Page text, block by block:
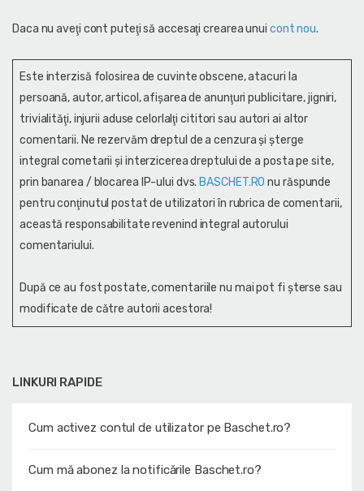
LINKURI RAPIDE
Cum activez contul de utilizator pe Baschet.ro?
Cum mă abonez la notificările Baschet.ro?
Daca nu aveţi cont puteţi să accesaţi crearea unui cont nou.
Este interzisă folosirea de cuvinte obscene, atacuri la
persoană, autor, articol, afişarea de anunţuri publicitare, jigniri,
trivialităţi, injurii aduse celorlalţi cititori sau autori ai altor
comentarii. Ne rezervăm dreptul de a cenzura și şterge
integral cometarii și interzicerea dreptului de a posta pe site,
prin banarea / blocarea IP-ului dvs. BASCHET.RO nu răspunde
pentru conţinutul postat de utilizatori în rubrica de comentarii,
această responsabilitate revenind integral autorului
comentariului.
După ce au fost postate, comentariile nu mai pot fi șterse sau
modificate de către autorii acestora!